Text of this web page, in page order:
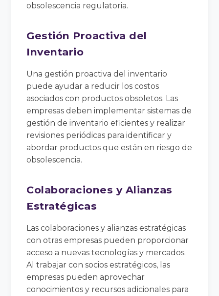
obsolescencia regulatoria.
Gestión Proactiva del
Inventario
Una gestión proactiva del inventario
puede ayudar a reducir los costos
asociados con productos obsoletos. Las
empresas deben implementar sistemas de
gestión de inventario eficientes y realizar
revisiones periódicas para identificar y
abordar productos que están en riesgo de
obsolescencia.
Colaboraciones y Alianzas
Estratégicas
Las colaboraciones y alianzas estratégicas
con otras empresas pueden proporcionar
acceso a nuevas tecnologías y mercados.
Al trabajar con socios estratégicos, las
empresas pueden aprovechar
conocimientos y recursos adicionales para